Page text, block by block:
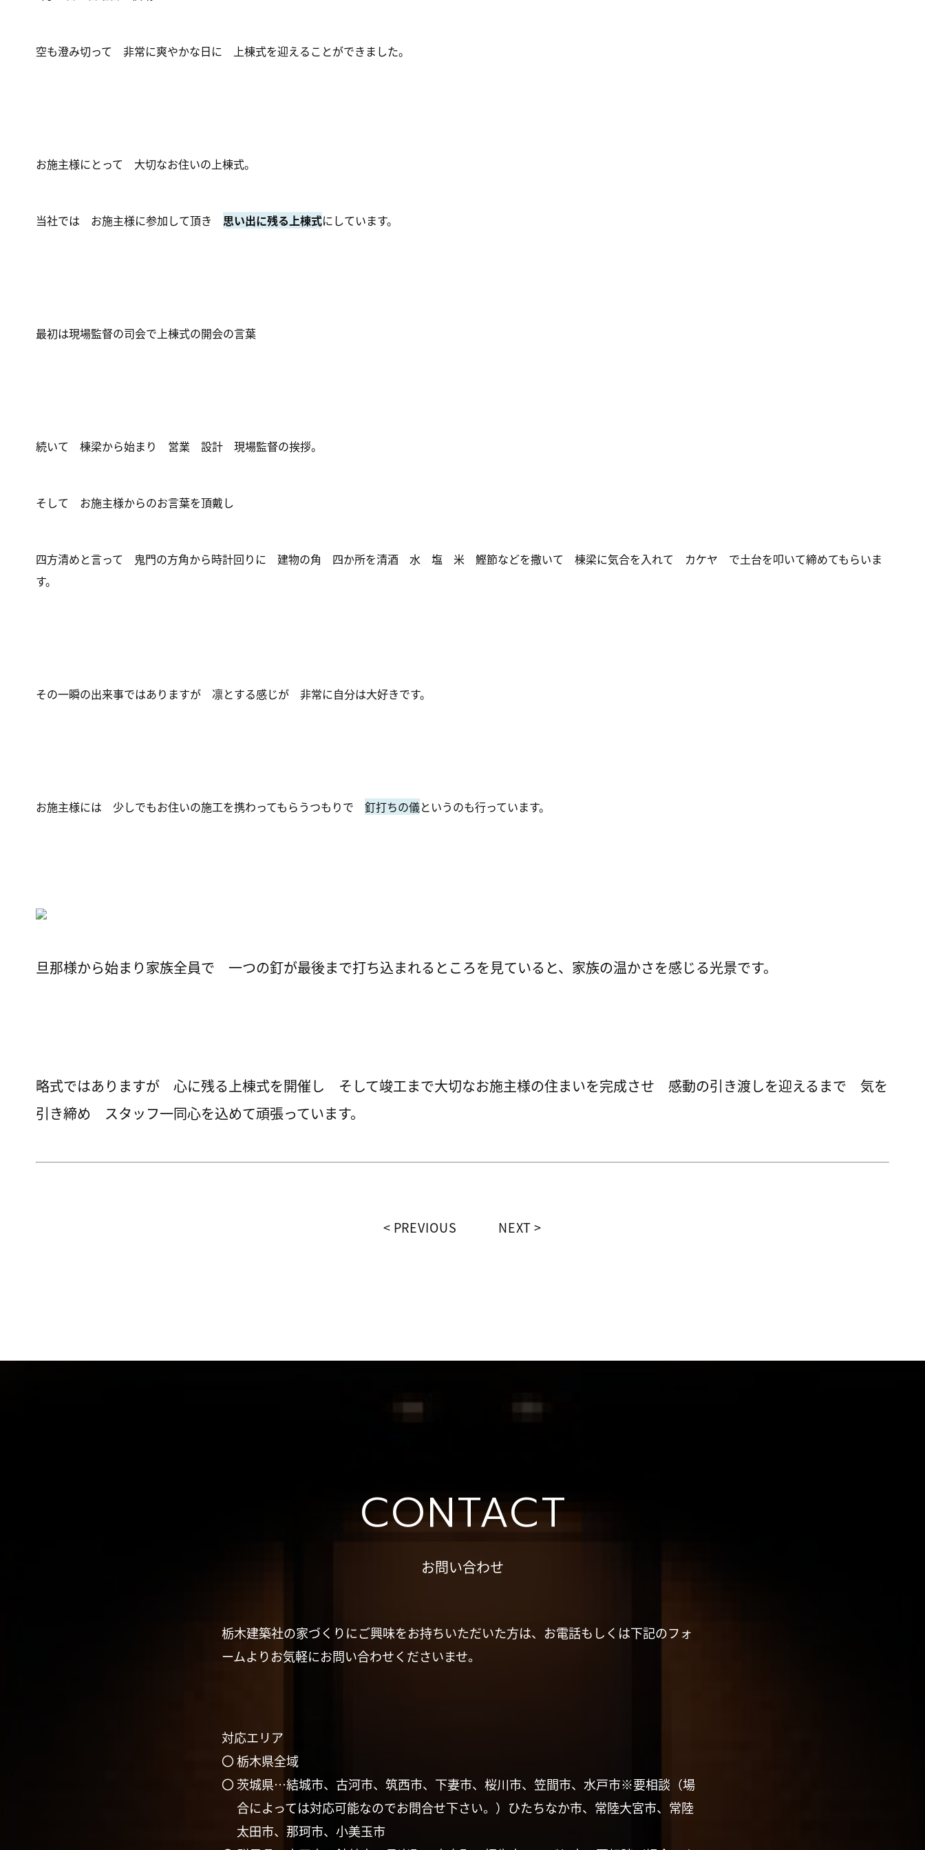
空も澄み切って 非常に爽やかな日に 上棟式を迎えることができました。
お施主様にとって 大切なお住いの上棟式。
当社では お施主様に参加して頂き 思い出に残る上棟式にしています。
最初は現場監督の司会で上棟式の開会の言葉
続いて 棟梁から始まり 営業 設計 現場監督の挨拶。
そして お施主様からのお言葉を頂戴し
四方清めと言って 鬼門の方角から時計回りに 建物の角 四か所を清酒 水 塩 米 鰹節などを撒いて 棟梁に気合を入れて カケヤ で土台を叩いて締めてもらいま
す。
その一瞬の出来事ではありますが 凛とする感じが 非常に自分は大好きです。
お施主様には 少しでもお住いの施工を携わってもらうつもりで 釘打ちの儀というのも行っています。
旦那様から始まり家族全員で 一つの釘が最後まで打ち込まれるところを見ていると、家族の温かさを感じる光景です。
略式ではありますが 心に残る上棟式を開催し そして竣工まで大切なお施主様の住まいを完成させ 感動の引き渡しを迎えるまで 気を
引き締め スタッフ一同心を込めて頑張っています。
PREVIOUS NEXT
CONTACT
お問い合わせ
栃木建築社の家づくりにご興味をお持ちいただいた方は、お電話もしくは下記のフォ
ームよりお気軽にお問い合わせくださいませ。
対応エリア
〇 栃木県全域
〇 茨城県…結城市、古河市、筑西市、下妻市、桜川市、笠間市、水戸市※要相談（場
合によっては対応可能なのでお問合せ下さい。）ひたちなか市、常陸大宮市、常陸
太田市、那珂市、小美玉市